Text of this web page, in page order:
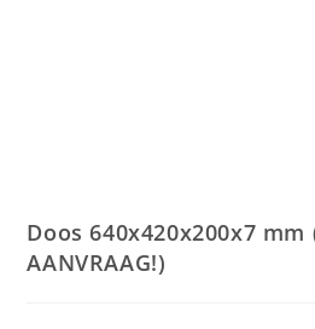
Doos 640x420x200x7 mm
AANVRAAG!)